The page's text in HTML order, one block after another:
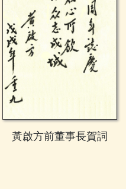
黃啟方前董事長賀詞